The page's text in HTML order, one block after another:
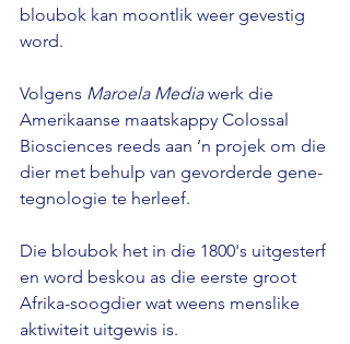
bloubok kan moontlik weer gevestig
word.
Volgens Maroela Media werk die
Amerikaanse maatskappy Colossal
Biosciences reeds aan ’n projek om die
dier met behulp van gevorderde gene-
tegnologie te herleef.
Die bloubok het in die 1800's uitgesterf
en word beskou as die eerste groot
Afrika-soogdier wat weens menslike
aktiwiteit uitgewis is.